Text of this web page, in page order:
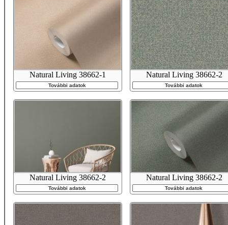
Natural Living 38662-1
További adatok
Natural Living 38662-2
További adatok
Natural Living 38662-2
További adatok
Natural Living 38662-2
További adatok